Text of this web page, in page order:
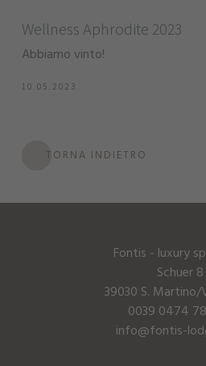
Wellness Aphrodite 2023
Abbiamo vinto!
10.05.2023
TORNA INDIETRO
Fontis - luxury
Schuer 8
39030 S. Martino/
0039 0474
info@fontis-